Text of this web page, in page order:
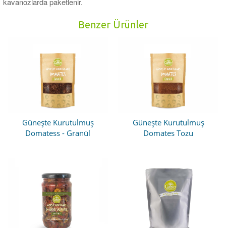
Benzer Ürünler
Güneşte Kurutulmuş
Domatess - Granül
Güneşte Kurutulmuş
Domates Tozu